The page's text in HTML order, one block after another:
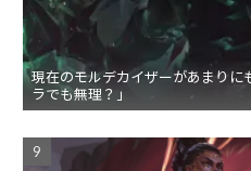
現在のモルデカイザーがあまりに
ラでも無理？」